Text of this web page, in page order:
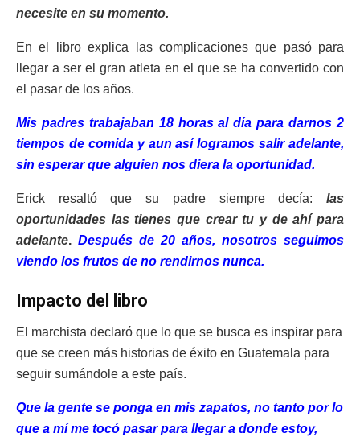
necesite en su momento.
En el libro explica las complicaciones que pasó para
llegar a ser el gran atleta en el que se ha convertido con
el pasar de los años.
Mis padres trabajaban 18 horas al día para darnos 2
tiempos de comida y aun así logramos salir adelante,
sin esperar que alguien nos diera la oportunidad.
Erick resaltó que su padre siempre decía: las
oportunidades las tienes que crear tu y de ahí para
adelante. Después de 20 años, nosotros seguimos
viendo los frutos de no rendirnos nunca.
Impacto del libro
El marchista declaró que lo que se busca es inspirar para
que se creen más historias de éxito en Guatemala para
seguir sumándole a este país.
Que la gente se ponga en mis zapatos, no tanto por lo
que a mí me tocó pasar para llegar a donde estoy,